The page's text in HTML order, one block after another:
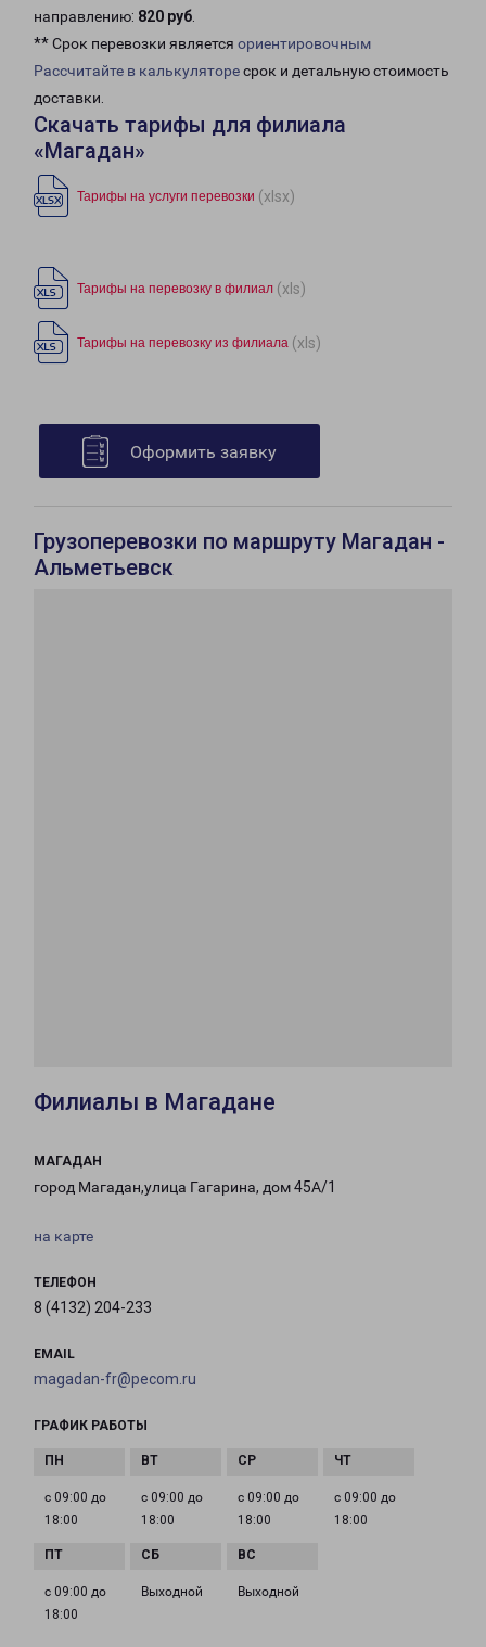
направлению: 820 руб.
** Срок перевозки является ориентировочным
Рассчитайте в калькуляторесрок и детальную стоимость
доставки.
Скачать тарифы для филиала
«Магадан»
Тарифы на услуги перевозки (xlsx)
Тарифы на перевозку в филиал (xls)
Тарифы на перевозку из филиала (xls)
Оформить заявку
Грузоперевозки по маршруту Магадан -
Альметьевск
Филиалы в Магадане
МАГАДАН
город Магадан,улица Гагарина, дом 45А/1
на карте
ТЕЛЕФОН
8 (4132) 204-233
EMAIL
magadan-fr@pecom.ru
ГРАФИК РАБОТЫ
с 09:00 до
18:00
с 09:00 до
18:00
с 09:00 до
18:00
с 09:00 до
18:00
с 09:00 до
18:00
Выходной Выходной